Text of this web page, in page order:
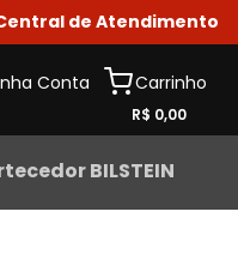
de Atendimento
Conta
R$ 0,00
BILSTEIN